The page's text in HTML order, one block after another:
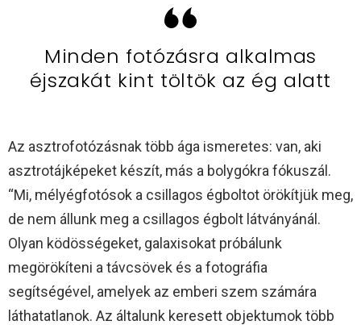
Minden fotózásra alkalmas
éjszakát kint töltök az ég alatt
Az asztrofotózásnak több ága ismeretes: van, aki
asztrotájképeket készít, más a bolygókra fókuszál.
“Mi, mélyégfotósok a csillagos égboltot örökítjük meg,
de nem állunk meg a csillagos égbolt látványánál.
Olyan ködösségeket, galaxisokat próbálunk
megörökíteni a távcsövek és a fotográfia
segítségével, amelyek az emberi szem számára
láthatatlanok. Az általunk keresett objektumok több